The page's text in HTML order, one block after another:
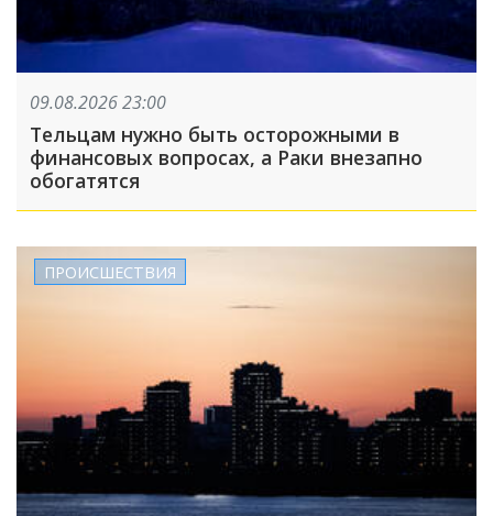
09.08.2026 23:00
Тельцам нужно быть осторожными в
финансовых вопросах, а Раки внезапно
обогатятся
ПРОИСШЕСТВИЯ